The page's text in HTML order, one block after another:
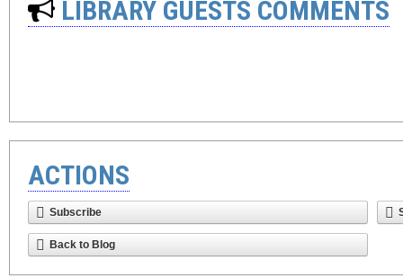
LIBRARY GUESTS COMMENTS
ACTIONS
Subscribe
Back to Blog